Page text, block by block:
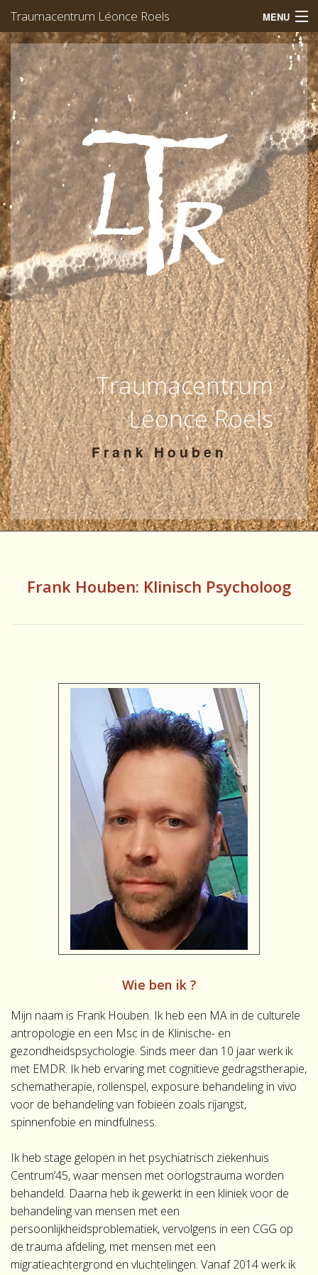
Traumacentrum Léonce Roels MENU
Welkom
Trauma
EMDR
Yoga
Werking
Team
Afspraak
Léonce Roels
Vacatures
Contact
Teamzone
Traumacentrum
Léonce Roels
Frank Houben
Frank Houben: Klinisch Psycholoog
Wie ben ik ?
Mijn naam is Frank Houben. Ik heb een MA in de culturele
antropologie en een Msc in de Klinische- en
gezondheidspsychologie. Sinds meer dan 10 jaar werk ik
met EMDR. Ik heb ervaring met cognitieve gedragstherapie,
schematherapie, rollenspel, exposure behandeling in vivo
voor de behandeling van fobieën zoals rijangst,
spinnenfobie en mindfulness.
Ik heb stage gelopen in het psychiatrisch ziekenhuis
Centrum’45, waar mensen met oorlogstrauma worden
behandeld. Daarna heb ik gewerkt in een kliniek voor de
behandeling van mensen met een
persoonlijkheidsproblematiek, vervolgens in een CGG op
de trauma afdeling, met mensen met een
migratieachtergrond en vluchtelingen. Vanaf 2014 werk ik